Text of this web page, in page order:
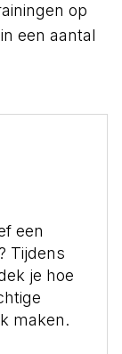
op
een aantal
een
Tijdens
je hoe
maken.